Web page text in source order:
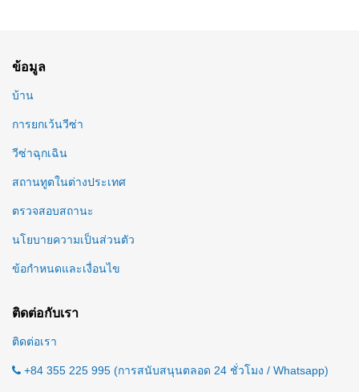
ข้อมูล
บ้าน
การยกเว้นวีซ่า
วีซ่าฉุกเฉิน
สถานทูตในต่างประเทศ
ตรวจสอบสถานะ
นโยบายความเป็นส่วนตัว
ข้อกำหนดและเงื่อนไข
ติดต่อกับเรา
ติดต่อเรา
+84 355 225 995 (การสนับสนุนตลอด 24 ชั่วโมง / Whatsapp)